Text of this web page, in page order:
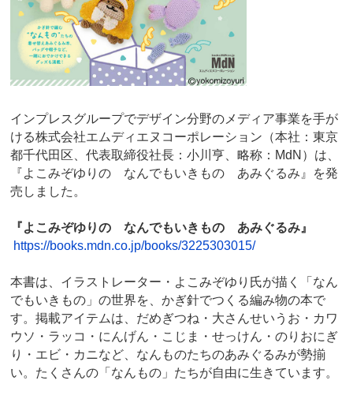
インプレスグループでデザイン分野のメディア事業を手が
ける株式会社エムディエヌコーポレーション（本社：東京
都千代田区、代表取締役社長：小川亨、略称：MdN）は、
『よこみぞゆりの なんでもいきもの あみぐるみ』を発
売しました。
『よこみぞゆりの なんでもいきもの あみぐるみ』
https://books.mdn.co.jp/books/3225303015/
本書は、イラストレーター・よこみぞゆり氏が描く「なん
でもいきもの」の世界を、かぎ針でつくる編み物の本で
す。掲載アイテムは、だめぎつね・大さんせいうお・カワ
ウソ・ラッコ・にんげん・こじま・せっけん・のりおにぎ
り・エビ・カニなど、なんものたちのあみぐるみが勢揃
い。たくさんの「なんもの」たちが自由に生きています。